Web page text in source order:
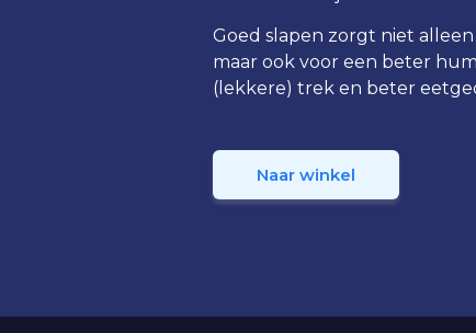
Goed slapen zorgt niet
maar ook voor een beter
(lekkere) trek en beter
Naar winkel